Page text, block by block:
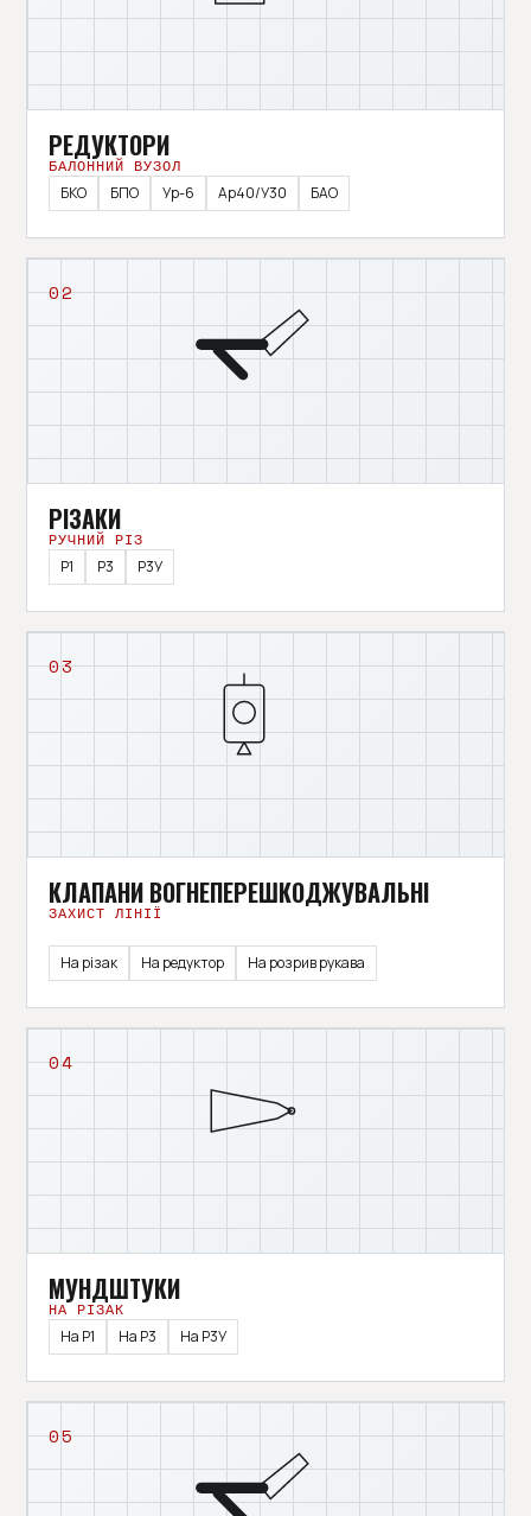
РЕДУКТОРИ
БАЛОННИЙ ВУЗОЛ
БКО
БПО Ур-6 Ар40/У30 БАО
02
РІЗАКИ
РУЧНИЙ РІЗ
Р1
Р3 Р3У
03
КЛАПАНИ ВОГНЕПЕРЕШКОДЖУВАЛЬНІ
ЗАХИСТ ЛІНІЇ
На різак На редуктор На розрив рукава
04
МУНДШТУКИ
НА РІЗАК
На Р1
На Р3 На Р3У
05